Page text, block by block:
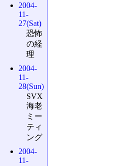
2004-
11-
27(Sat)
恐怖
の経
理
2004-
11-
28(Sun)
SVX
海老
ミー
ティ
ング
2004-
11-